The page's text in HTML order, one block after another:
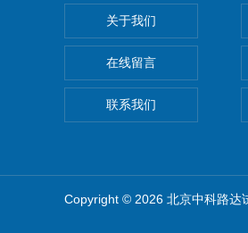
关于我们
在线留言
联系我们
Copyright © 2026 北京中科路达